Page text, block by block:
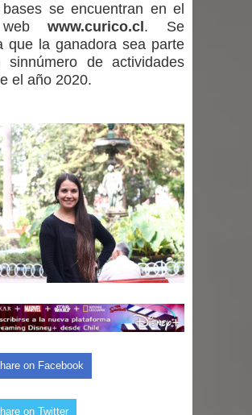
se encuentran en el
webwww.curico.cl . Se
que la ganadora sea parte
de actividades
el año 2020.
on Facebook
on Twitter